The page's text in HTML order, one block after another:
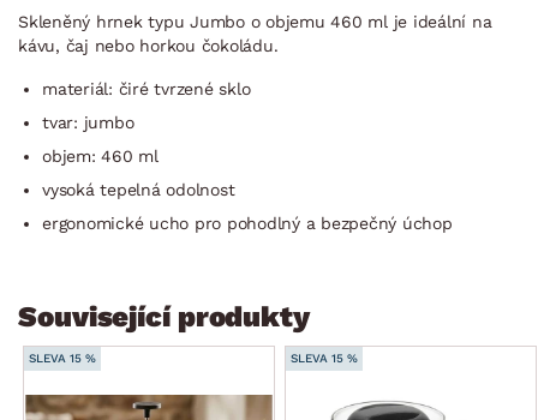
Skleněný hrnek typu Jumbo o objemu 460 ml je ideální na
kávu, čaj nebo horkou čokoládu.
materiál: čiré tvrzené sklo
tvar: jumbo
objem: 460 ml
vysoká tepelná odolnost
ergonomické ucho pro pohodlný a bezpečný úchop
Související produkty
SLEVA 15 % SLEVA 15 %